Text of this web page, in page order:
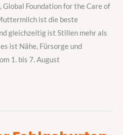
Global Foundation for the Care of
ist die beste
gleichzeitig ist Stillen mehr als
ist Nähe, Fürsorge und
1. bis 7. August